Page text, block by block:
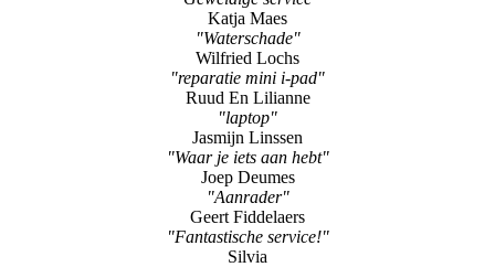
Katja Maes
"Waterschade"
Wilfried Lochs
"reparatie mini i-pad"
Ruud En Lilianne
"laptop"
Jasmijn Linssen
"Waar je iets aan hebt"
Joep Deumes
"Aanrader"
Geert Fiddelaers
"Fantastische service!"
Silvia